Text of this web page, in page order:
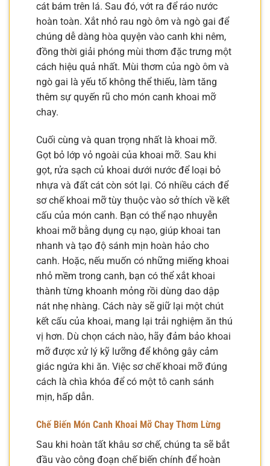
cát bám trên lá. Sau đó, vớt ra để ráo nước
hoàn toàn. Xắt nhỏ rau ngò ôm và ngò gai để
chúng dễ dàng hòa quyện vào canh khi nêm,
đồng thời giải phóng mùi thơm đặc trưng một
cách hiệu quả nhất. Mùi thơm của ngò ôm và
ngò gai là yếu tố không thể thiếu, làm tăng
thêm sự quyến rũ cho món canh khoai mỡ
chay.
Cuối cùng và quan trọng nhất là khoai mỡ.
Gọt bỏ lớp vỏ ngoài của khoai mỡ. Sau khi
gọt, rửa sạch củ khoai dưới nước để loại bỏ
nhựa và đất cát còn sót lại. Có nhiều cách để
sơ chế khoai mỡ tùy thuộc vào sở thích về kết
cấu của món canh. Bạn có thể nạo nhuyễn
khoai mỡ bằng dụng cụ nạo, giúp khoai tan
nhanh và tạo độ sánh mịn hoàn hảo cho
canh. Hoặc, nếu muốn có những miếng khoai
nhỏ mềm trong canh, bạn có thể xắt khoai
thành từng khoanh mỏng rồi dùng dao dập
nát nhẹ nhàng. Cách này sẽ giữ lại một chút
kết cấu của khoai, mang lại trải nghiệm ăn thú
vị hơn. Dù chọn cách nào, hãy đảm bảo khoai
mỡ được xử lý kỹ lưỡng để không gây cảm
giác ngứa khi ăn. Việc sơ chế khoai mỡ đúng
cách là chìa khóa để có một tô canh sánh
mịn, hấp dẫn.
Chế Biến Món Canh Khoai Mỡ Chay Thơm Lừng
Sau khi hoàn tất khâu sơ chế, chúng ta sẽ bắt
đầu vào công đoạn chế biến chính để hoàn